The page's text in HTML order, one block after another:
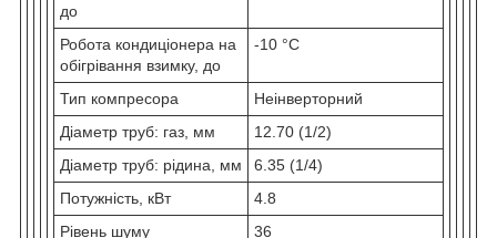
до
Робота кондиціонера на
обігрівання взимку, до
-10 °C
Тип компресора
Неінверторний
Діаметр труб: газ, мм
12.70 (1/2)
Діаметр труб: рідина, мм
6.35 (1/4)
Потужність, кВт
4.8
Рівень шуму
36